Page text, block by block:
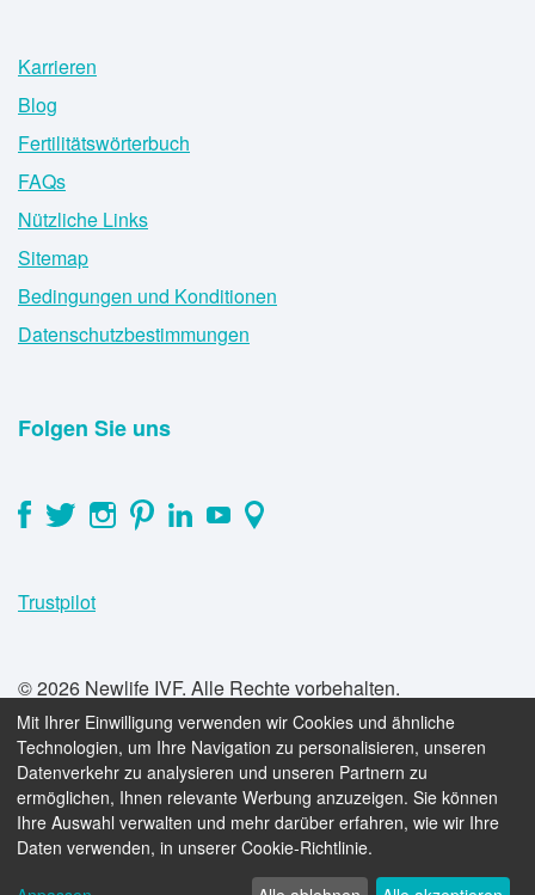
Karrieren
Blog
Fertilitätswörterbuch
FAQs
Nützliche Links
Sitemap
Bedingungen und Konditionen
Datenschutzbestimmungen
Folgen Sie uns
Trustpilot
© 2026 Newlife IVF. Alle Rechte vorbehalten.
book_online Jetzt eine KOSTENLOSE Beratung buchen
navigation pregnant_woman
Mit Ihrer Einwilligung verwenden wir Cookies und ähnliche
Technologien, um Ihre Navigation zu personalisieren, unseren
Datenverkehr zu analysieren und unseren Partnern zu
ermöglichen, Ihnen relevante Werbung anzuzeigen. Sie können
Ihre Auswahl verwalten und mehr darüber erfahren, wie wir Ihre
Daten verwenden, in unserer Cookie-Richtlinie.